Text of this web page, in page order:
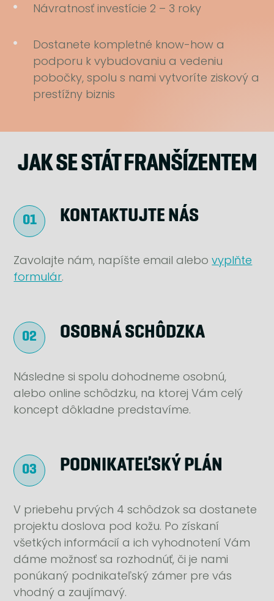
Návratnosť investície 2 – 3 roky
Dostanete kompletné know-how a
podporu k vybudovaniu a vedeniu
pobočky, spolu s nami vytvoríte ziskový a
prestížny biznis
JAK SE STÁT FRANŠÍZENTEM
KONTAKTUJTE NÁS
Zavolajte nám, napíšte email alebovyplňte
formulár.
OSOBNÁ SCHÔDZKA
Následne si spolu dohodneme osobnú,
alebo online schôdzku, na ktorej Vám celý
koncept dôkladne predstavíme.
PODNIKATEĽSKÝ PLÁN
V priebehu prvých 4 schôdzok sa dostanete
projektu doslova pod kožu. Po získaní
všetkých informácií a ich vyhodnotení Vám
dáme možnosť sa rozhodnúť, či je nami
ponúkaný podnikateľský zámer pre vás
vhodný a zaujímavý.